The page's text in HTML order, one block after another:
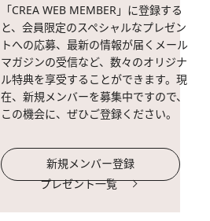
「CREA WEB MEMBER」に登録する
と、会員限定のスペシャルなプレゼン
トへの応募、最新の情報が届くメール
マガジンの受信など、数々のオリジナ
ル特典を享受することができます。現
在、新規メンバーを募集中ですので、
この機会に、ぜひご登録ください。
新規メンバー登録
プレゼント一覧